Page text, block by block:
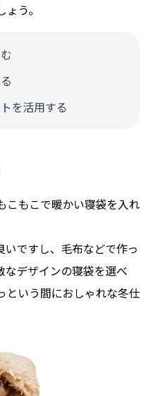
う。
を活用する
こもこで暖かい寝袋を入れ
ですし、毛布などで作っ
なデザインの寝袋を選べ
という間におしゃれな冬仕